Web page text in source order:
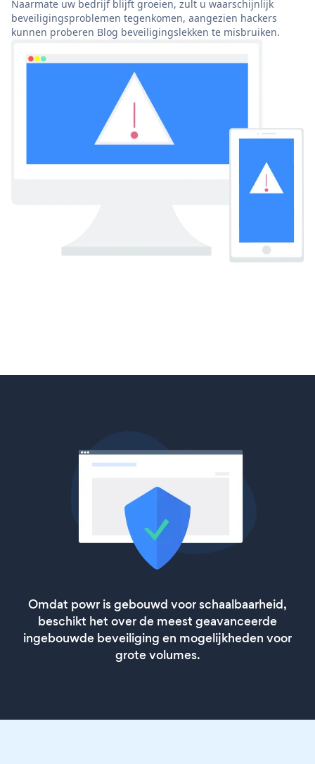
Naarmate uw bedrijf blijft groeien, zult u waarschijnlijk
beveiligingsproblemen tegenkomen, aangezien hackers
kunnen proberen Blog beveiligingslekken te misbruiken.
Omdat powr is gebouwd voor schaalbaarheid,
beschikt het over de meest geavanceerde
ingebouwde beveiliging en mogelijkheden voor
grote volumes.